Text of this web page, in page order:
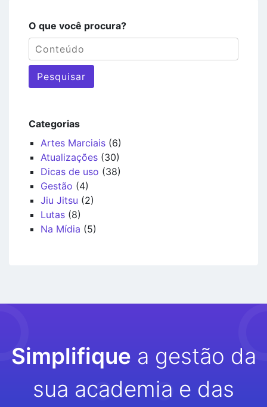
O que você procura?
Pesquisar
Categorias
Artes Marciais (6)
Atualizações (30)
Dicas de uso (38)
Gestão (4)
Jiu Jitsu (2)
Lutas (8)
Na Mídia (5)
Simplifique a gestão da
sua academia e das